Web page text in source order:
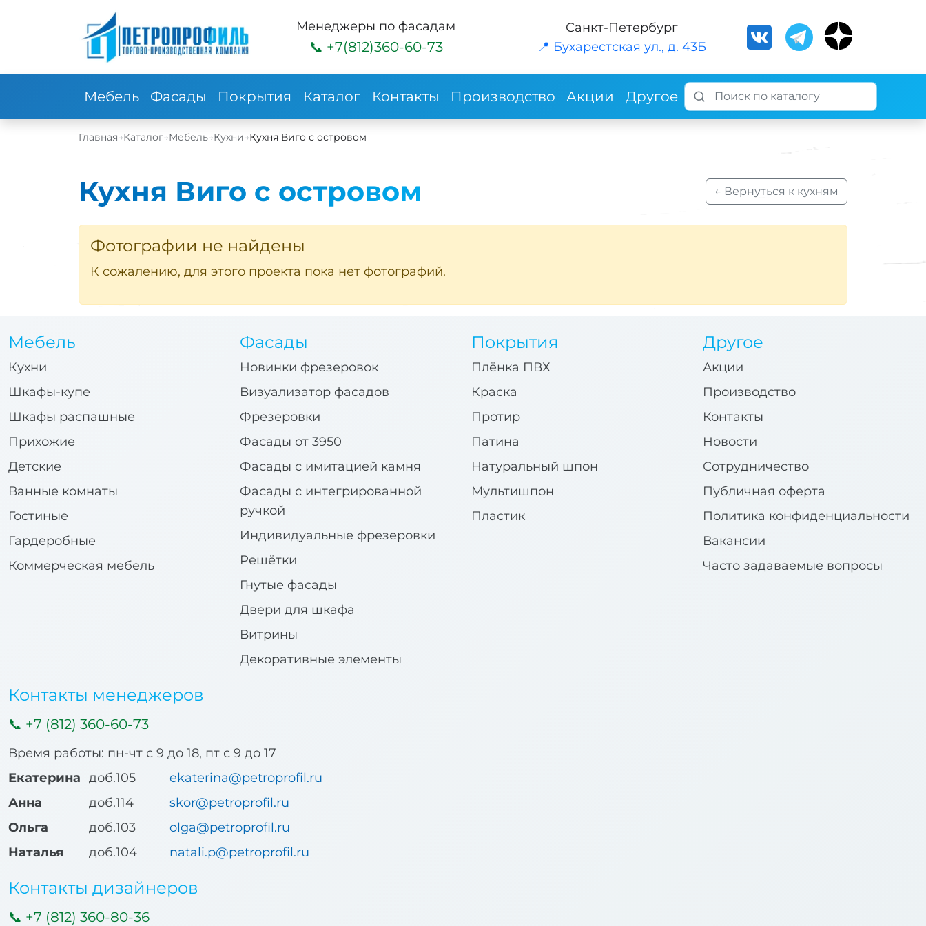
Менеджеры по фасадам
+7(812)360-60-73
Санкт-Петербург
📍 Бухарестская ул., д. 43Б
Мебель Фасады Покрытия Каталог Контакты Производство Акции Другое
Главная→Каталог→Мебель→Кухни→Кухня Виго с островом
Кухня Виго с островом ← Вернуться к кухням
Фотографии не найдены
К сожалению, для этого проекта пока нет фотографий.
Мебель
Кухни
Шкафы-купе
Шкафы распашные
Прихожие
Детские
Ванные комнаты
Гостиные
Гардеробные
Коммерческая мебель
Фасады
Новинки фрезеровок
Визуализатор фасадов
Фрезеровки
Фасады от 3950
Фасады с имитацией камня
Фасады с интегрированной
ручкой
Индивидуальные фрезеровки
Решётки
Гнутые фасады
Двери для шкафа
Витрины
Декоративные элементы
Покрытия
Плёнка ПВХ
Краска
Протир
Патина
Натуральный шпон
Мультишпон
Пластик
Другое
Акции
Производство
Контакты
Новости
Сотрудничество
Публичная оферта
Политика конфиденциальности
Вакансии
Часто задаваемые вопросы
Контакты менеджеров
+7 (812) 360-60-73
Время работы: пн-чт с 9 до 18, пт с 9 до 17
Екатерина доб.105
ekaterina@petroprofil.ru
Анна
доб.114
skor@petroprofil.ru
Ольга
доб.103
olga@petroprofil.ru
Наталья
доб.104 natali.p@petroprofil.ru
Контакты дизайнеров
+7 (812) 360-80-36